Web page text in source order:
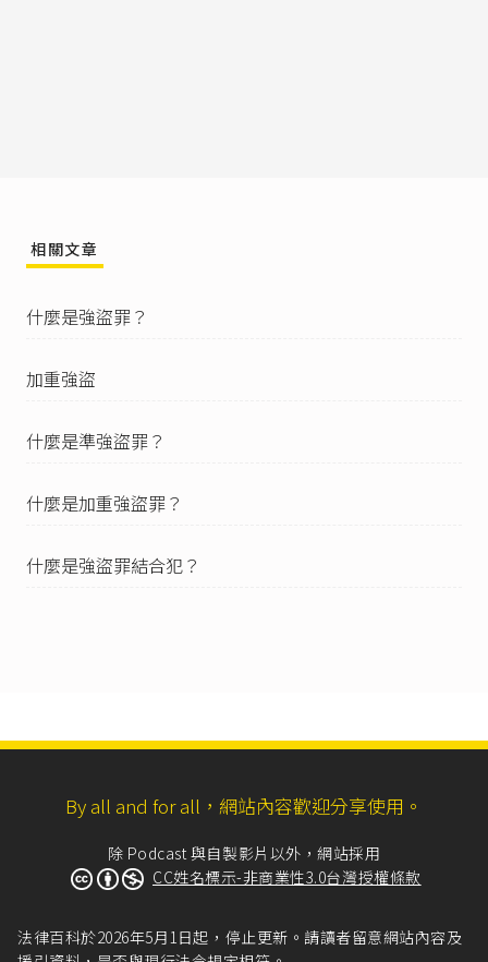
者，亦同。
III 犯強盜罪因而致人於死者，處死刑、無期徒刑
七年以上有期徒刑。
或三千元以下罰金。」
相關文章
什麼是強盜罪？
加重強盜
什麼是準強盜罪？
什麼是加重強盜罪？
什麼是強盜罪結合犯？
By all and for all，網站內容歡迎分享使用。
除 Podcast 與自製影片以外，網站採用
CC姓名標示-非商業性3.0台灣授權條款
法律百科於2026年5月1日起，停止更新。請讀者留意網站內容及